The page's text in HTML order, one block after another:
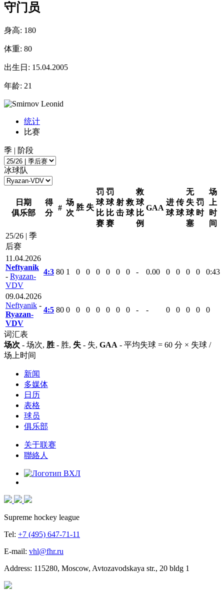
守门员
身高: 180
体重: 80
出生日: 15.04.2005
年龄: 21
统计
比赛
季 | 阶段
冰球队
日期
俱乐部
得
分
#
场
次
胜 失
罚
球
比
赛
罚
球
比
赛
射
击
救
球
救
球
比
例
GAA
进
球
传
球
无
失
球
塞
罚
时
场
上
时
间
25/26 | 季
后赛
11.04.2026
Neftyanik
- Ryazan-
VDV
4:3 80 1 0 0 0 0 0 0 - 0.00 0 0 0 0 0:43
09.04.2026
Neftyanik -
Ryazan-
VDV
4:5 80 0 0 0 0 0 0 0 - - 0 0 0 0 0
词汇表
场次 - 场次, 胜 - 胜, 失 - 失, GAA - 平均失球 = 60 分 × 失球 /
场上时间
新闻
多媒体
日历
表格
球员
俱乐部
关于联赛
聯絡人
Supreme hockey league
Tel: +7 (495) 647-71-11
E-mail: vhl@fhr.ru
Address: 115280, Moscow, Avtozavodskaya str., 20 bldg 1